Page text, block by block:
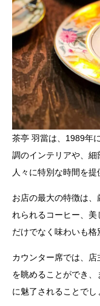
茶亭 羽當は、1989年
調のインテリアや、
人々に特別な時間を提
お店の最大の特徴は
れられるコーヒー、美
だけでなく味わいも格
カウンター席では、
を眺めることができ
に魅了されることでし